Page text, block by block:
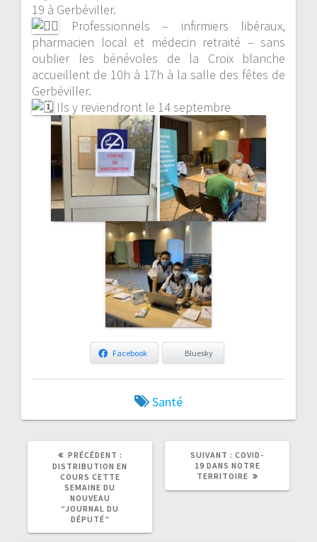
19 à Gerbéviller.
Professionnels – infirmiers libéraux,
pharmacien local et médecin retraité – sans
oublier les bénévoles de la Croix blanche
accueillent de 10h à 17h à la salle des fêtes de
Gerbéviller.
Ils y reviendront le 14 septembre
Facebook Bluesky
Santé
PRÉCÉDENT :
ARTICLE
PRÉCÉDENT
DISTRIBUTION EN
COURS CETTE
SEMAINE DU
NOUVEAU
“JOURNAL DU
DÉPUTÉ”
SUIVANT :
ARTICLE
COVID-
19 DANS NOTRE
TERRITOIRE